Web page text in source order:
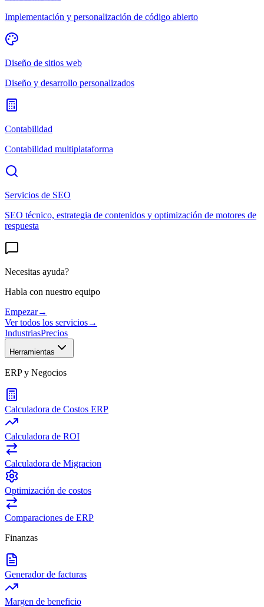
Implementación y personalización de código abierto
Diseño de sitios web
Diseño y desarrollo personalizados
Contabilidad
Contabilidad multiplataforma
Servicios de SEO
SEO técnico, estrategia de contenidos y optimización de motores de
respuesta
Necesitas ayuda?
Habla con nuestro equipo
Empezar→
Ver todos los servicios→
IndustriasPrecios
Herramientas
ERP y Negocios
Calculadora de Costos ERP
Calculadora de ROI
Calculadora de Migracion
Optimización de costos
Comparaciones de ERP
Finanzas
Generador de facturas
Margen de beneficio